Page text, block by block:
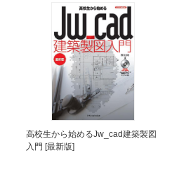
高校生から始めるJw_cad建築製図
入門 [最新版]